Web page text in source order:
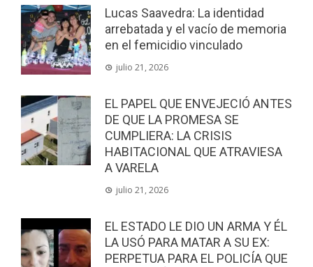
Lucas Saavedra: La identidad
arrebatada y el vacío de memoria
en el femicidio vinculado
julio 21, 2026
EL PAPEL QUE ENVEJECIÓ ANTES
DE QUE LA PROMESA SE
CUMPLIERA: LA CRISIS
HABITACIONAL QUE ATRAVIESA
A VARELA
julio 21, 2026
EL ESTADO LE DIO UN ARMA Y ÉL
LA USÓ PARA MATAR A SU EX:
PERPETUA PARA EL POLICÍA QUE